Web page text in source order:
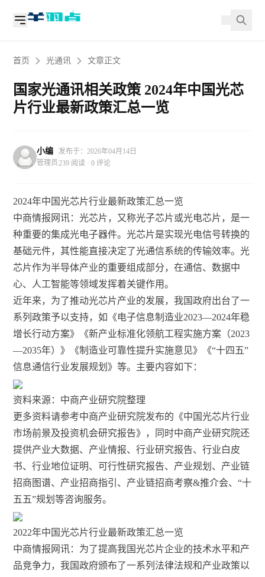
首页 光通讯 文章正文
国家光通讯相关政策 2024年中国光芯
片行业最新政策汇总一览
小编
管理员
发布于：2026年04月14日
239 阅读 · 0 评论
2024年中国光芯片行业最新政策汇总一览
中商情报网讯：光芯片，又称光子芯片或光电芯片，是一
种重要的集成光电子器件。光芯片是实现光电信号转换的
基础元件，其性能直接决定了光通信系统的传输效率。光
芯片作为半导体产业的重要组成部分，在通信、数据中
心、人工智能等领域发挥着关键作用。
近年来，为了推动光芯片产业的发展，我国政府出台了一
系列政策予以支持，如《电子信息制造业2023—2024年稳
增长行动方案》《新产业标准化领航工程实施方案（2023
—2035年）》《制造业可靠性提升实施意见》《“十四五”
信息通信行业发展规划》等。主要内容如下：
资料来源：中商产业研究院整理
更多资料请参考中商产业研究院发布的《中国光芯片行业
市场前景及投资机会研究报告》，同时中商产业研究院还
提供产业大数据、产业情报、行业研究报告、行业白皮
书、行业地位证明、可行性研究报告、产业规划、产业链
招商图谱、产业招商指引、产业链招商考察&推介会、“十
五五”规划等咨询服务。
2022年中国光芯片行业最新政策汇总一览
中商情报网讯：为了提高我国光芯片企业的技术水平和产
品竞争力，我国政府颁布了一系列法律法规和产业政策以